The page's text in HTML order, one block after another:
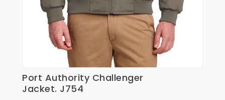
Ver Detalles
Port Authority Challenger
Jacket. J754